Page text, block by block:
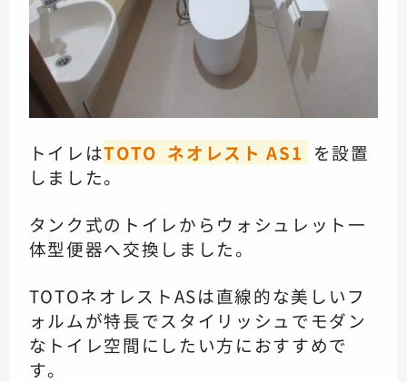
トイレはTOTO ネオレスト AS1 を設置
しました。
タンク式のトイレから ウォシュレット一
体型便器へ交換しました。
TOTOネオレストASは直線的な美しいフ
ォルムが特長で スタイリッシュでモダン
な トイレ空間にしたい方におすすめで
す。